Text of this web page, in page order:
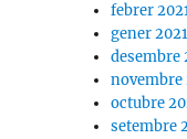
febrer
gener 2021
desembre
novembre
octubre
setembre